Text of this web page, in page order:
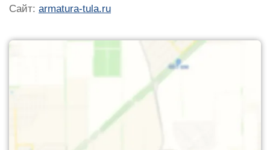
Сайт: armatura-tula.ru